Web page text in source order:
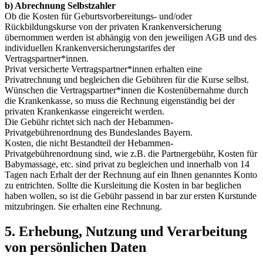
b) Abrechnung Selbstzahler
Ob die Kosten für Geburtsvorbereitungs- und/oder
Rückbildungskurse von der privaten Krankenversicherung
übernommen werden ist abhängig von den jeweiligen AGB und des
individuellen Krankenversicherungstarifes der
Vertragspartner*innen.
Privat versicherte Vertragspartner*innen erhalten eine
Privatrechnung und begleichen die Gebühren für die Kurse selbst.
Wünschen die Vertragspartner*innen die Kostenübernahme durch
die Krankenkasse, so muss die Rechnung eigenständig bei der
privaten Krankenkasse eingereicht werden.
Die Gebühr richtet sich nach der Hebammen-
Privatgebührenordnung des Bundeslandes Bayern.
Kosten, die nicht Bestandteil der Hebammen-
Privatgebührenordnung sind, wie z.B. die Partnergebühr, Kosten für
Babymassage, etc. sind privat zu begleichen und innerhalb von 14
Tagen nach Erhalt der der Rechnung auf ein Ihnen genanntes Konto
zu entrichten. Sollte die Kursleitung die Kosten in bar beglichen
haben wollen, so ist die Gebühr passend in bar zur ersten Kurstunde
mitzubringen. Sie erhalten eine Rechnung.
5. Erhebung, Nutzung und Verarbeitung
von persönlichen Daten